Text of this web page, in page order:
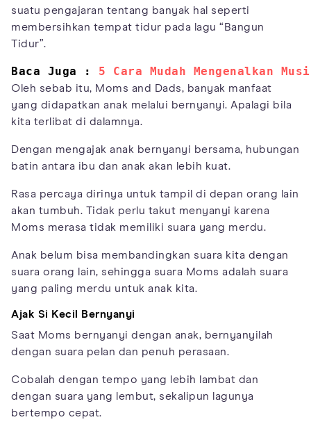
suatu pengajaran tentang banyak hal seperti
membersihkan tempat tidur pada lagu “Bangun
Tidur”.
Baca Juga : 5 Cara Mudah Mengenalkan
Oleh sebab itu, Moms and Dads, banyak manfaat
yang didapatkan anak melalui bernyanyi. Apalagi bila
kita terlibat di dalamnya.
Dengan mengajak anak bernyanyi bersama, hubungan
batin antara ibu dan anak akan lebih kuat.
Rasa percaya dirinya untuk tampil di depan orang lain
akan tumbuh. Tidak perlu takut menyanyi karena
Moms merasa tidak memiliki suara yang merdu.
Anak belum bisa membandingkan suara kita dengan
suara orang lain, sehingga suara Moms adalah suara
yang paling merdu untuk anak kita.
Ajak Si Kecil Bernyanyi
Saat Moms bernyanyi dengan anak, bernyanyilah
dengan suara pelan dan penuh perasaan.
Cobalah dengan tempo yang lebih lambat dan
dengan suara yang lembut, sekalipun lagunya
bertempo cepat.